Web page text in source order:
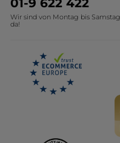
Kollektion Monoi Yves
Affiliate Programm
01-9 622 422
Wir sind von Montag bis
da!